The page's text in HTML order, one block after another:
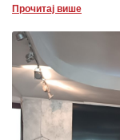
Прочитај више